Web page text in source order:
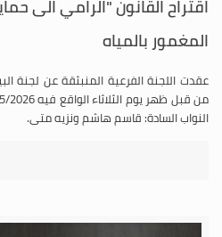
اقتراح القانون "الرامي الى
المغمور بالمياه
عقدت اللجنة الفرعية المنبثقة عن لجنة
النواب السادة: قاسم هاشم ونزيه متى.